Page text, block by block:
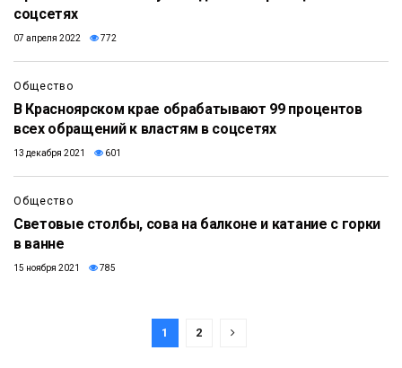
соцсетях
07 апреля 2022 772
Общество
В Красноярском крае обрабатывают 99 процентов
всех обращений к властям в соцсетях
13 декабря 2021 601
0:28
Общество
Световые столбы, сова на балконе и катание с горки
в ванне
15 ноября 2021 785
1 2